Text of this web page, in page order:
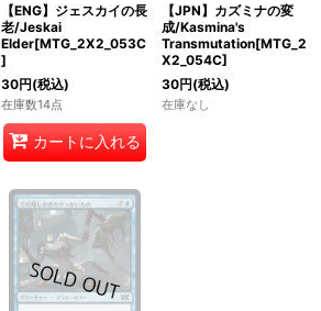
【ENG】ジェスカイの長
老/Jeskai
Elder[MTG_2X2_053C
]
30円(税込)
在庫数14点
カートに入れる
【JPN】カズミナの変
成/Kasmina's
Transmutation[MTG_2
X2_054C]
30円(税込)
在庫なし